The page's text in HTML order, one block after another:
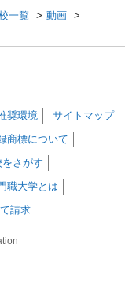
一覧
動画
奨環境
サイトマップ
商標について
さがす
職大学とは
請求